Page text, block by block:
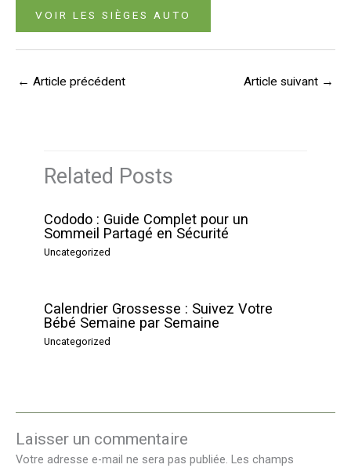
VOIR LES SIÈGES AUTO
← Article précédent Article suivant →
Related Posts
Cododo : Guide Complet pour un
Sommeil Partagé en Sécurité
Uncategorized
Calendrier Grossesse : Suivez Votre
Bébé Semaine par Semaine
Uncategorized
Laisser un commentaire
Votre adresse e-mail ne sera pas publiée. Les champs